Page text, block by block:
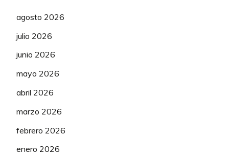
agosto 2026
julio 2026
junio 2026
mayo 2026
abril 2026
marzo 2026
febrero 2026
enero 2026